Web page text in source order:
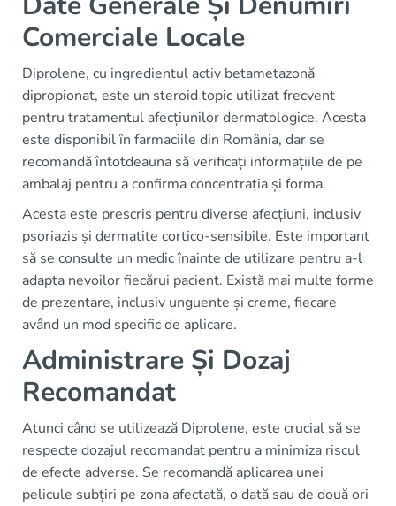
Comerciale Locale
Diprolene, cu ingredientul activ betametazonă
dipropionat, este un steroid topic utilizat frecvent
pentru tratamentul afecțiunilor dermatologice. Acesta
este disponibil în farmaciile din România, dar se
recomandă întotdeauna să verificați informațiile de pe
ambalaj pentru a confirma concentrația și forma.
Acesta este prescris pentru diverse afecțiuni, inclusiv
psoriazis și dermatite cortico-sensibile. Este important
să se consulte un medic înainte de utilizare pentru a-l
adapta nevoilor fiecărui pacient. Există mai multe forme
de prezentare, inclusiv unguente și creme, fiecare
având un mod specific de aplicare.
Administrare Și Dozaj
Recomandat
Atunci când se utilizează Diprolene, este crucial să se
respecte dozajul recomandat pentru a minimiza riscul
de efecte adverse. Se recomandă aplicarea unei
pelicule subțiri pe zona afectată, o dată sau de două ori